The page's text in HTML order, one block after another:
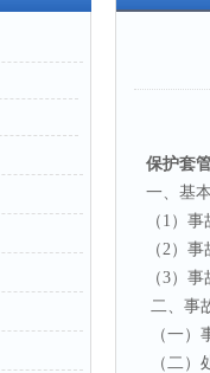
保护套
一、基
（1）
（2）
（3）
二、事
（一）
（二）